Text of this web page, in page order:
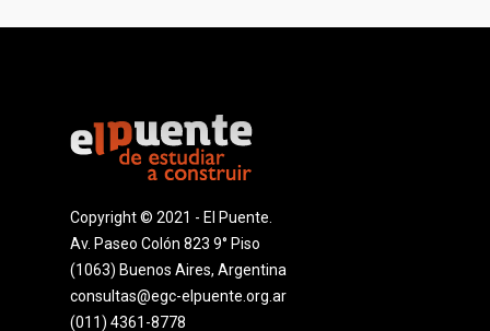
Copyright © 2021 - El Puente.
Av. Paseo Colón 823 9° Piso
(1063) Buenos Aires, Argentina
consultas@egc-elpuente.org.ar
(011) 4361-8778